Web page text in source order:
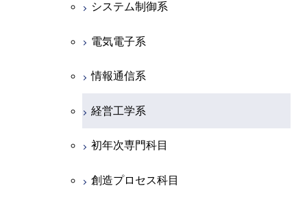
地球惑星科学系
初年次専門科目
創造プロセス科目
共通専門科目
システム制御系
電気電子系
情報通信系
経営工学系
初年次専門科目
創造プロセス科目